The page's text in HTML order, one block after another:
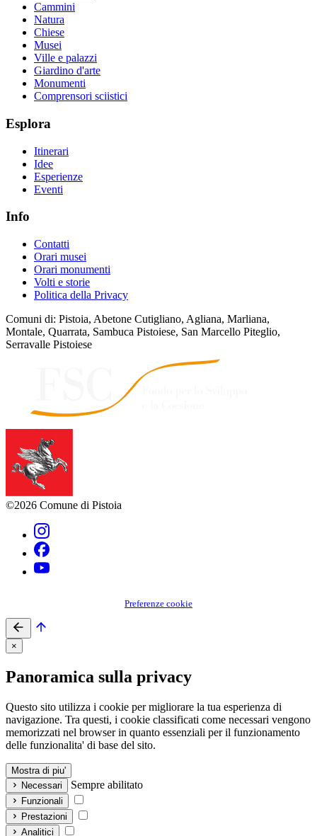
Cammini
Natura
Chiese
Musei
Ville e palazzi
Giardino d'arte
Monumenti
Comprensori sciistici
Esplora
Itinerari
Idee
Esperienze
Eventi
Info
Contatti
Orari musei
Orari monumenti
Volti e storie
Politica della Privacy
Comuni di: Pistoia, Abetone Cutigliano, Agliana, Marliana,
Montale, Quarrata, Sambuca Pistoiese, San Marcello Piteglio,
Serravalle Pistoiese
©2026 Comune di Pistoia
Preferenze cookie
×
Panoramica sulla privacy
Questo sito utilizza i cookie per migliorare la tua esperienza di
navigazione. Tra questi, i cookie classificati come necessari vengono
memorizzati nel browser in quanto essenziali per il funzionamento
delle funzionalita' di base del sito.
Mostra di piu'
Necessari
Sempre abilitato
Funzionali
Prestazioni
Analitici